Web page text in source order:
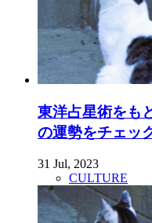
東洋占星術をも
の運勢をチェッ
31 Jul, 2023
CULTURE